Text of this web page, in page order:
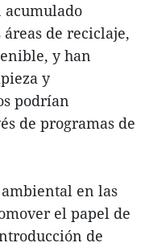
acumulado
de reciclaje,
y han
y
podrían
de programas de
en las
el papel de
de